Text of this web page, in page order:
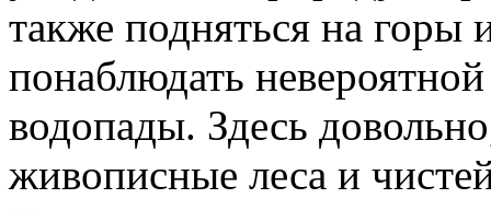
также подняться на горы
понаблюдать
водопады. Здесь
живописные леса и